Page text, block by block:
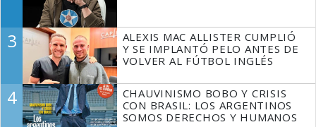
3
ALEXIS MAC ALLISTER CUMPLIÓ
Y SE IMPLANTÓ PELO ANTES DE
VOLVER AL FÚTBOL INGLÉS
4
CHAUVINISMO BOBO Y CRISIS
CON BRASIL: LOS ARGENTINOS
SOMOS DERECHOS Y HUMANOS